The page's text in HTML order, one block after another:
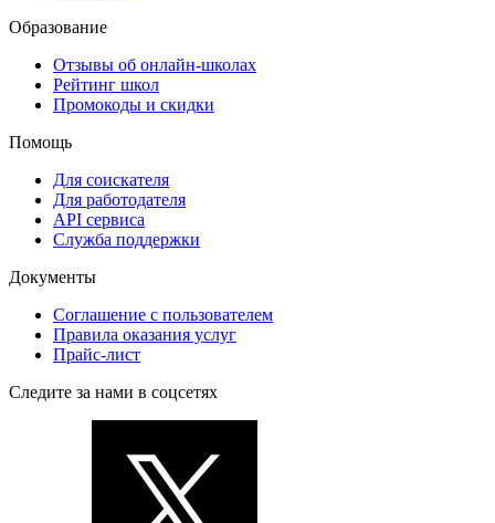
Образование
Отзывы об онлайн-школах
Рейтинг школ
Промокоды и скидки
Помощь
Для соискателя
Для работодателя
API сервиса
Служба поддержки
Документы
Соглашение с пользователем
Правила оказания услуг
Прайс-лист
Следите за нами в соцсетях